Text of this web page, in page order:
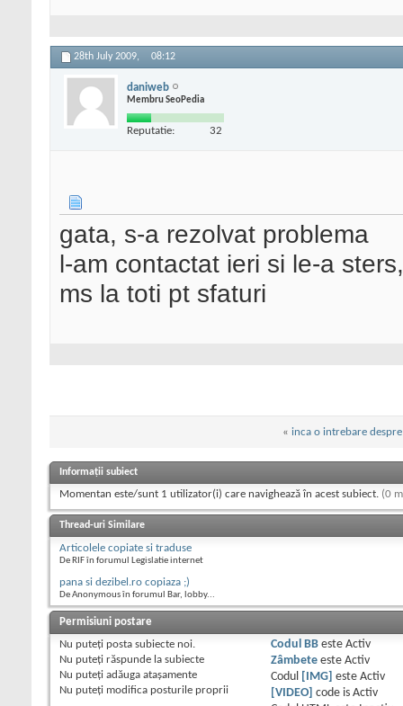
28th July 2009, 08:12
daniweb
Membru SeoPedia
Reputatie: 32
gata, s-a rezolvat problema
l-am contactat ieri si le-a sters,
ms la toti pt sfaturi
« inca o intrebare
Informații subiect
Momentan este/sunt 1 utilizator(i) care navighează în acest subiect. (0
Thread-uri Similare
Articolele copiate si traduse
De RIF în forumul Legislatie internet
pana si dezibel.ro copiaza ;)
De Anonymous în forumul Bar, lobby...
Permisiuni postare
Nu puteţi posta subiecte noi.
Nu puteţi răspunde la subiecte
Nu puteţi adăuga ataşamente
Nu puteţi modifica posturile proprii
Codul BBeste Activ
Zâmbeteeste Activ
Codul
[IMG] este Activ
[VIDEO]
code is Activ